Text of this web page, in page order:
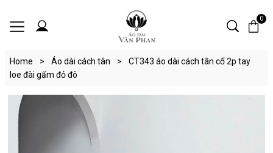
0
Home > Áo dài cách tân >
CT343 áo dài cách tân cổ 2p tay
loe đài gấm đỏ đô